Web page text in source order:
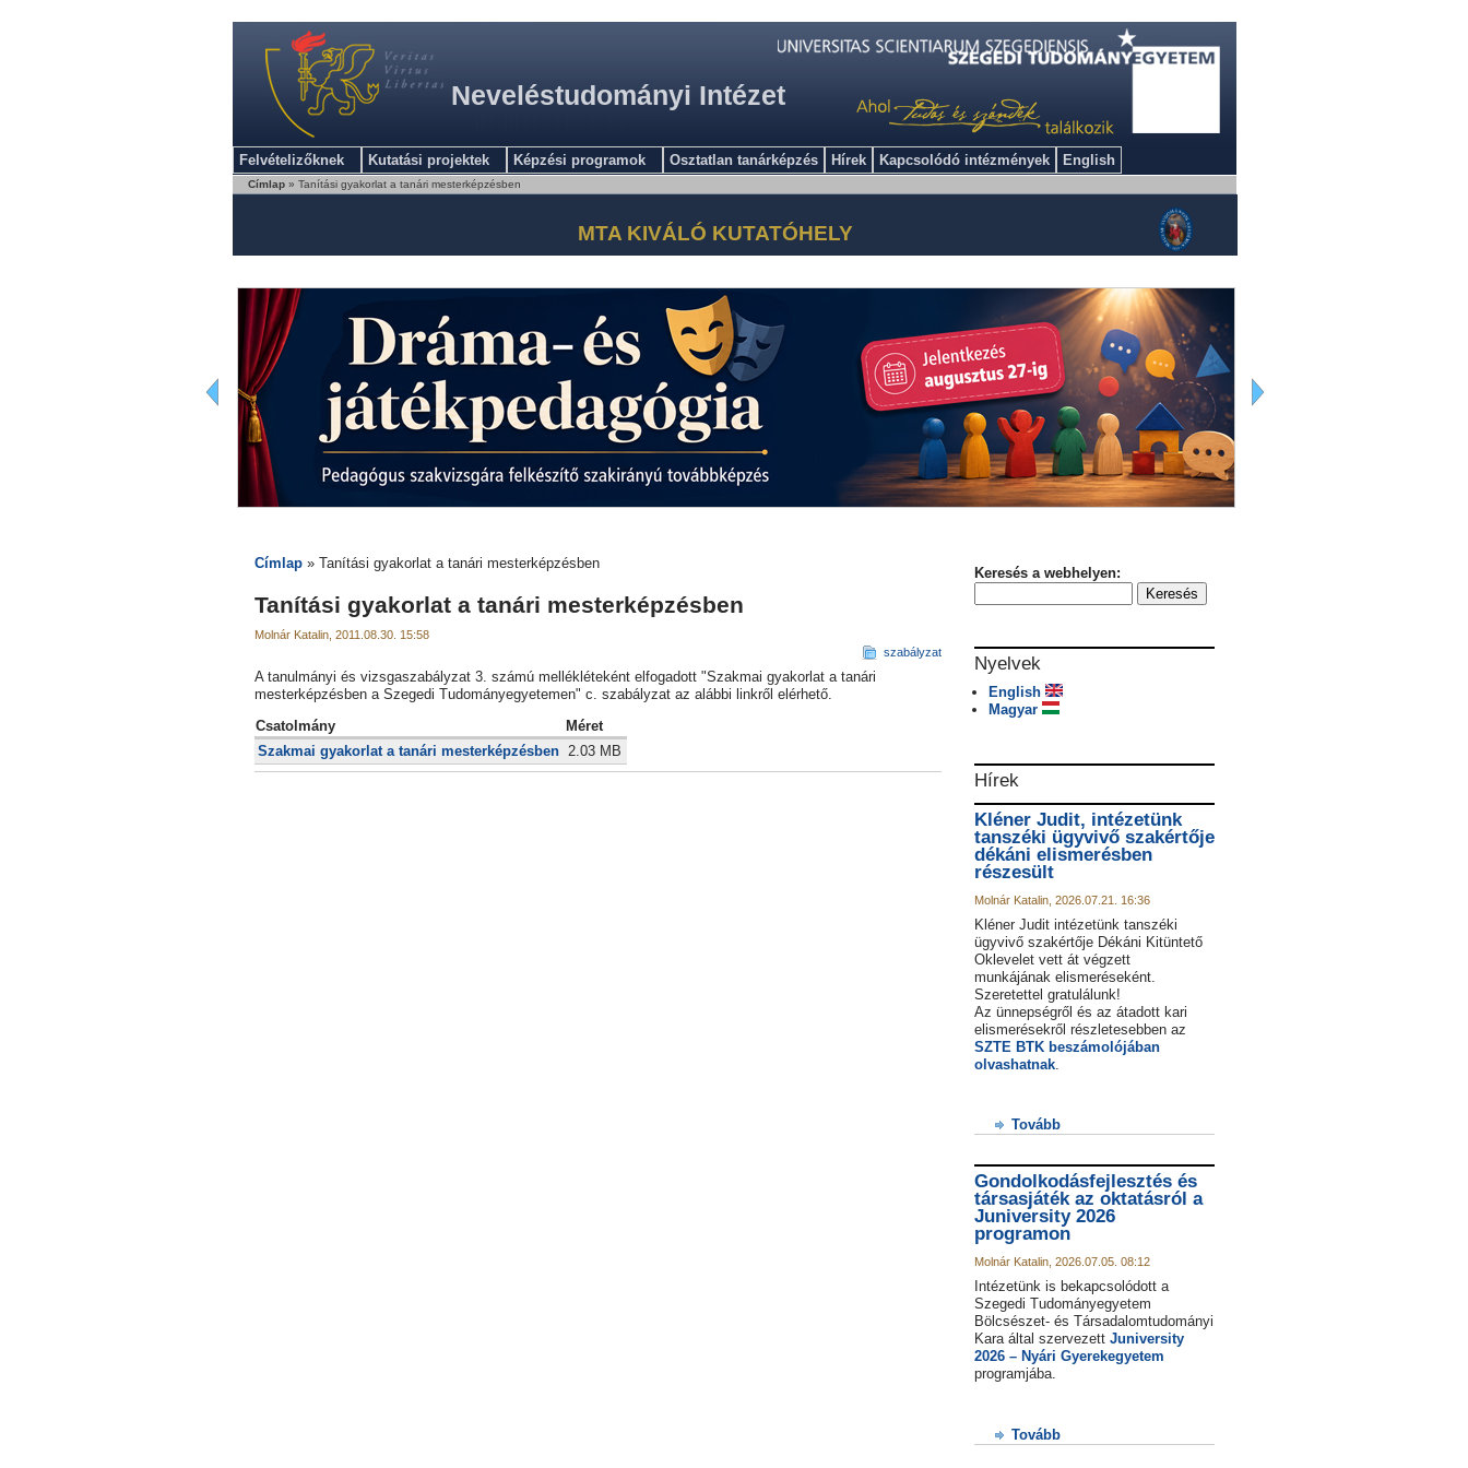
Neveléstudományi Intézet
Felvételizőknek Kutatási projektek Képzési programok Osztatlan tanárképzés Hírek Kapcsolódó intézmények English
Címlap» Tanítási gyakorlat a tanári mesterképzésben
MTA KIVÁLÓ KUTATÓHELY
Címlap» Tanítási gyakorlat a tanári mesterképzésben
Tanítási gyakorlat a tanári mesterképzésben
Molnár Katalin, 2011.08.30. 15:58
szabályzat
A tanulmányi és vizsgaszabályzat 3. számú mellékléteként elfogadott "Szakmai gyakorlat a tanári
mesterképzésben a Szegedi Tudományegyetemen" c. szabályzat az alábbi linkről elérhető.
Csatolmány
Méret
Szakmai gyakorlat a tanári mesterképzésben 2.03 MB
Keresés a webhelyen:
Nyelvek
English
Magyar
Hírek
Kléner Judit, intézetünk
tanszéki ügyvivő szakértője
dékáni elismerésben
részesült
Molnár Katalin, 2026.07.21. 16:36
Kléner Judit intézetünk tanszéki
ügyvivő szakértője Dékáni Kitüntető
Oklevelet vett át végzett
munkájának elismeréseként.
Szeretettel gratulálunk!
Az ünnepségről és az átadott kari
elismerésekről részletesebben az
SZTE BTK beszámolójában
olvashatnak.
Tovább
Gondolkodásfejlesztés és
társasjáték az oktatásról a
Juniversity 2026
programon
Molnár Katalin, 2026.07.05. 08:12
Intézetünk is bekapcsolódott a
Szegedi Tudományegyetem
Bölcsészet- és Társadalomtudományi
Kara által szervezett Juniversity
2026 – Nyári Gyerekegyetem
programjába.
Tovább